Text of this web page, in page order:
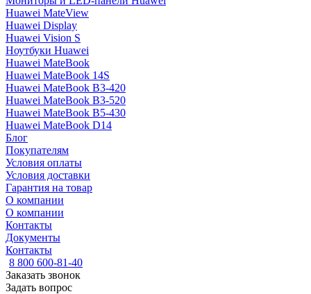
Huawei MateView
Huawei Display
Huawei Vision S
Ноутбуки Huawei
Huawei MateBook
Huawei MateBook 14S
Huawei MateBook B3-420
Huawei MateBook B3-520
Huawei MateBook B5-430
Huawei MateBook D14
Блог
Покупателям
Условия оплаты
Условия доставки
Гарантия на товар
О компании
О компании
Контакты
Документы
Контакты
8 800 600-81-40
Заказать звонок
Задать вопрос